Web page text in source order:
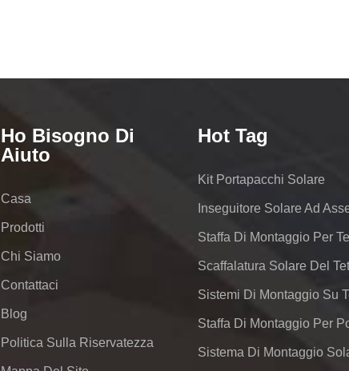
Ho Bisogno Di
Aiuto
Casa
Prodotti
Chi Siamo
Contattaci
Blog
Politica Sulla Riservatezza
Hot Tag
Kit Portapacchi Solare
Inseguitore Solare Ad
Staffa Di Montaggio Per
Sistema Di Montaggio